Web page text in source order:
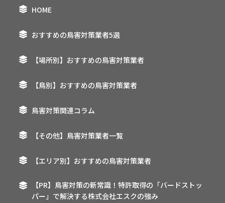
HOME
おすすめの鳥害対策業者5選
【場所別】おすすめの鳥害対策業者
【鳥別】おすすめの鳥害対策業者
鳥害対策関連コラム
【その他】鳥害対策業者一覧
【エリア別】おすすめの鳥害対策業者
【PR】鳥害対策の新常識！特許取得の「バードストッ
パー」で解決する株式会社エスクの強み